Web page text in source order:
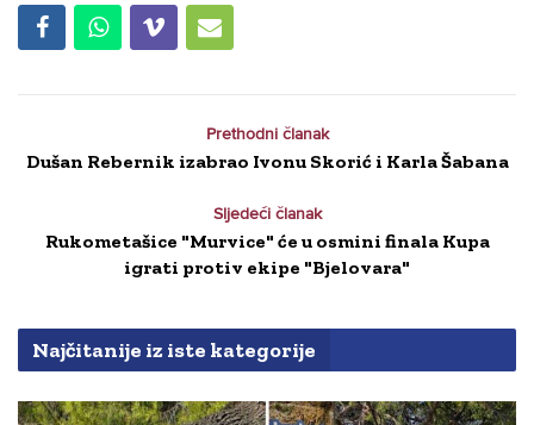
Prethodni članak
Dušan Rebernik izabrao Ivonu Skorić i Karla Šabana
Sljedeći članak
Rukometašice "Murvice" će u osmini finala Kupa
igrati protiv ekipe "Bjelovara"
Najčitanije iz iste kategorije